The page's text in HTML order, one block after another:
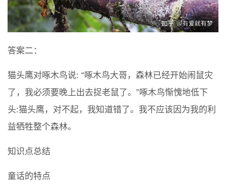
答案二：
猫头鹰对啄木鸟说: “啄木鸟大哥，森林已经开始闹鼠灾
了，我必须要晚上出去捉老鼠了。”啄木鸟惭愧地低下
头:猫头鹰，对不起，我知道错了。我不应该因为我的利
益牺牲整个森林。
知识点总结
童话的特点